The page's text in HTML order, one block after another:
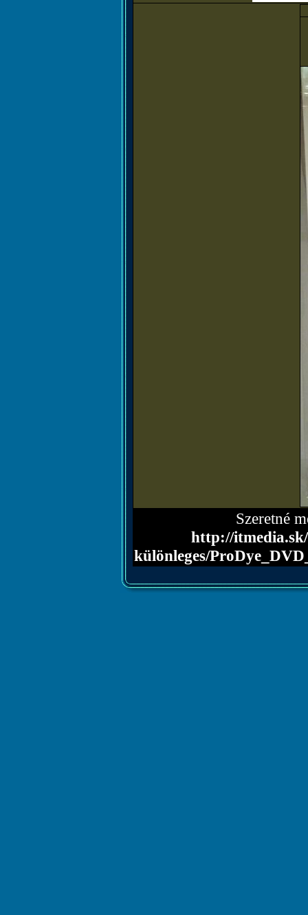
Szeretné
http://
különleges/